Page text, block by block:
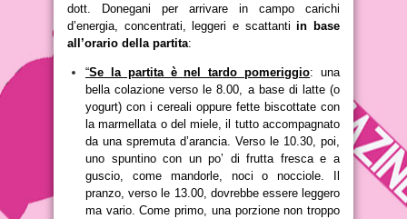
dott. Donegani per arrivare in campo carichi
d’energia, concentrati, leggeri e scattantiin base
all’orario della partita:
“Se la partita è nel tardo pomeriggio: una
bella colazione verso le 8.00, a base di latte (o
yogurt) con i cereali oppure fette biscottate con
la marmellata o del miele, il tutto accompagnato
da una spremuta d’arancia. Verso le 10.30, poi,
uno spuntino con un po’ di frutta fresca e a
guscio, come mandorle, noci o nocciole. Il
pranzo, verso le 13.00, dovrebbe essere leggero
ma vario. Come primo, una porzione non troppo